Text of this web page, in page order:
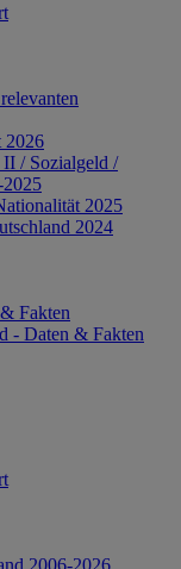
2026
/ Sozialgeld /
2025
2024
Fakten
- Daten & Fakten
2006-2026